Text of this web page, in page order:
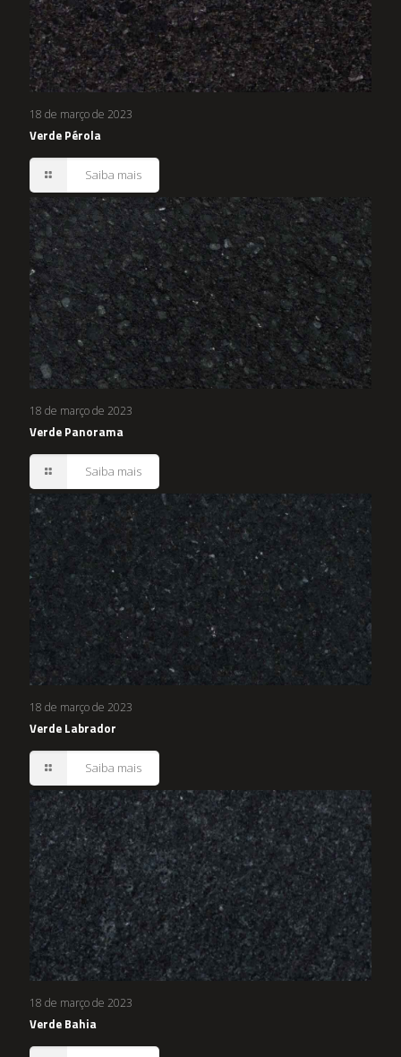
18 de março de 2023
Verde Pérola
Saiba mais
18 de março de 2023
Verde Panorama
Saiba mais
18 de março de 2023
Verde Labrador
Saiba mais
18 de março de 2023
Verde Bahia